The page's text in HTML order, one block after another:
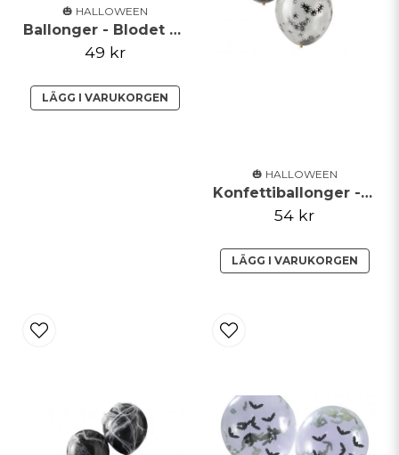
🎃 HALLOWEEN
Ballonger - Blodet droppar - 5-pack
49 kr
LÄGG I VARUKORGEN
🎃 HALLOWEEN
Konfettiballonger - Halloween - Spindlar
54 kr
LÄGG I VARUKORGEN